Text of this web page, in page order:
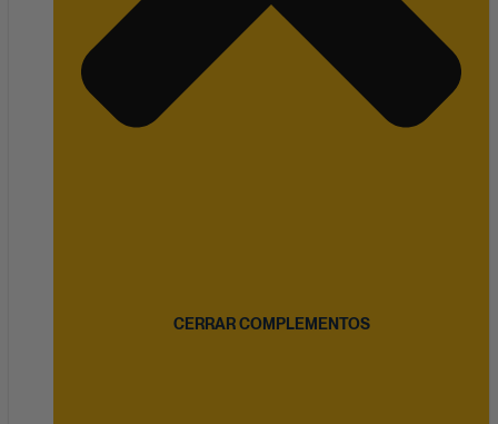
CERRAR COMPLEMENTOS